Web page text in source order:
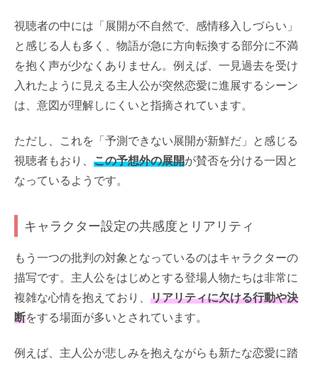
視聴者の中には「展開が不自然で、感情移入しづらい」
と感じる人も多く、物語が急に方向転換する部分に不満
を抱く声が少なくありません。例えば、一見過去を受け
入れたように見える主人公が突然恋愛に進展するシーン
は、意図が理解しにくいと指摘されています。
ただし、これを「予測できない展開が新鮮だ」と感じる
視聴者もおり、 この予想外の展開が賛否を分ける一因と
なっているようです。
キャラクター設定の共感度とリアリティ
もう一つの批判の対象となっているのはキャラクターの
描写です。主人公をはじめとする登場人物たちは非常に
複雑な心情を抱えており、 リアリティに欠ける行動や決
断をする場面が多いとされています。
例えば、主人公が悲しみを抱えながらも新たな恋愛に踏